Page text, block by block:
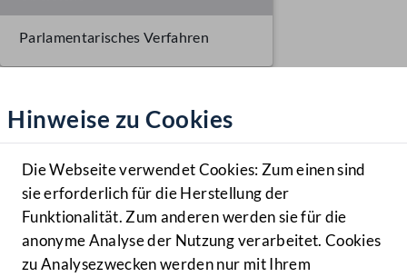
Hilfe
Benutzer
Navigationsmenü öffnen
MENÜ
Hinweise zu Cookies
Die Webseite verwendet Cookies: Zum einen sind
sie erforderlich für die Herstellung der
Funktionalität. Zum anderen werden sie für die
anonyme Analyse der Nutzung verarbeitet. Cookies
zu Analysezwecken werden nur mit Ihrem
Parlamentarisches Verfahren